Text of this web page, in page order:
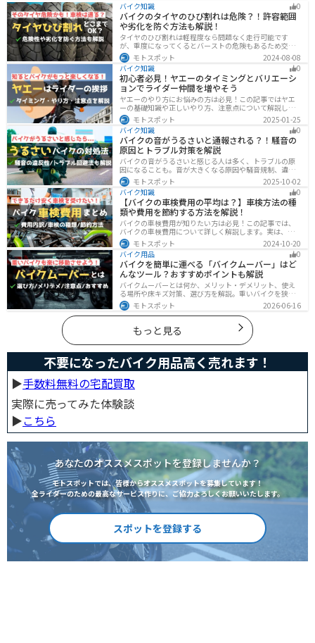
バイク知識 0
バイクのタイヤのひび割れは危険？！許容範囲
や劣化を防ぐ方法も解説！
タイヤのひび割れは軽程度なら問題なく走行可能です
が、重度になってくるとバーストの危険もあるため交換
が必要です。どの程度なら大丈夫なのか、タイヤのひび
割れを防ぐ方法などまとめました。快適安全にバイクに
乗るためにもしっかりとチェックしておきましょう。
モトスポット
2024-08-08
バイク知識
0
初心者必見！ヤエーのタイミングとバリエーシ
ョンでライダー仲間を増やそう
ヤエーのやり方にお悩みの方は必見！この記事ではヤエ
ーの基礎知識や正しいやり方、注意点について解説しま
す。実はヤエーには、ツーリング中の連帯感を高める効
果があります。この記事を読めば、ヤエーの楽しみ方と
安全に行うポイントがわかるでしょう。
モトスポット
2025-01-25
バイク知識
0
バイクの音がうるさいと通報される？！騒音の
原因とトラブル対策を解説
バイクの音がうるさいと感じる人は多く、トラブルの原
因になることも。音が大きくなる原因や騒音規制、違反
になるケースを解説し、ライダーができるマナーや配慮
の方法、さらには他人のバイクが迷惑なときの正しい対
処法まで紹介します。バイク好きも、周囲の騒音に悩む
人も必見の内容です。
モトスポット
2025-10-02
バイク知識
0
【バイクの車検費用の平均は？】車検方法の種
類や費用を節約する方法を解説！
バイクの車検費用が知りたい方は必見！この記事では、
バイクの車検費用について詳しく解説します。実は、バ
イクの車検費用は一般的に20,000～70,000円程度です。
記事を読めば車検費用に関する知識が深まり、費用対効
果が高い車検の計画が可能です。
モトスポット
2024-10-20
バイク用品
0
バイクを簡単に運べる「バイクムーバー」はど
んなツール？おすすめポイントも解説
バイクムーバーとは何か、メリット・デメリット、使え
る場所や床キズ対策、選び方を解説。重いバイクを狭い
ガレージで楽に移動したい方へ、ワールドウォークやFov
nyなどおすすめ商品2選の特徴も紹介します。駐車時の切
り返しや転倒の不安を減らしたいライダー必見です。導
入前の注意点もわかります。安全面まで確認。
モトスポット 2026-06-16
もっと見る
不要になったバイク用品高く売れます！
▶︎手数料無料の宅配買取
実際に売ってみた体験談
▶︎こちら
あなたのオススメスポットを登録しませんか？
モトスポットでは、皆様からオススメスポットを募集しています！
全ライダーのための最高なサービス作りに、ご協力よろしくお願いいたします。
スポットを登録する